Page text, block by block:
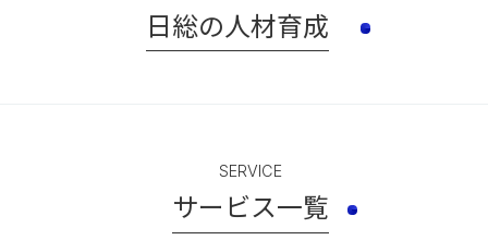
日総の人材育成
SERVICE
サービス一覧